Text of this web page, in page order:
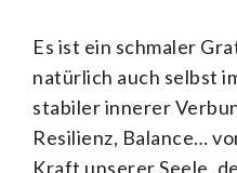
Es ist ein schmaler
natürlich auch selbst
stabiler innerer
Resilienz, Balance…
Kraft unserer Seele,